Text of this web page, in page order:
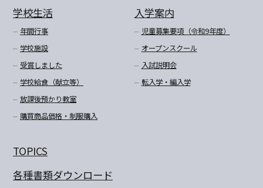
学校生活
年間行事
学校施設
受賞しました
学校給食（献立等）
放課後預かり教室
購買商品価格・制服購入
入学案内
児童募集要項（令和9年度）
オープンスクール
入試説明会
転入学・編入学
TOPICS
各種書類ダウンロード